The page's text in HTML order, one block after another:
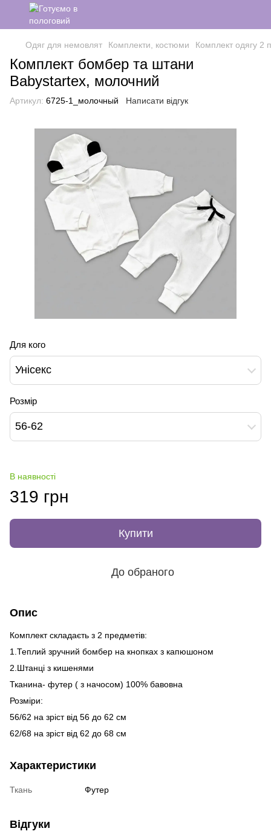
Одяг для немовлят Комплекти, костюми Комплект одягу 2
Комплект бомбер та штани
Babystartex, молочний
Артикул: 6725-1_молочный Написати відгук
Для кого
Унісекс
Розмір
56-62
В наявності
319 грн
Купити
До обраного
Опис
Комплект складаєть з 2 предметів:
1.Теплий зручний бомбер на кнопках з капюшоном
2.Штанці з кишенями
Тканина- футер ( з начосом) 100% бавовна
Розміри:
56/62 на зріст від 56 до 62 см
62/68 на зріст від 62 до 68 см
Характеристики
Ткань Футер
Відгуки